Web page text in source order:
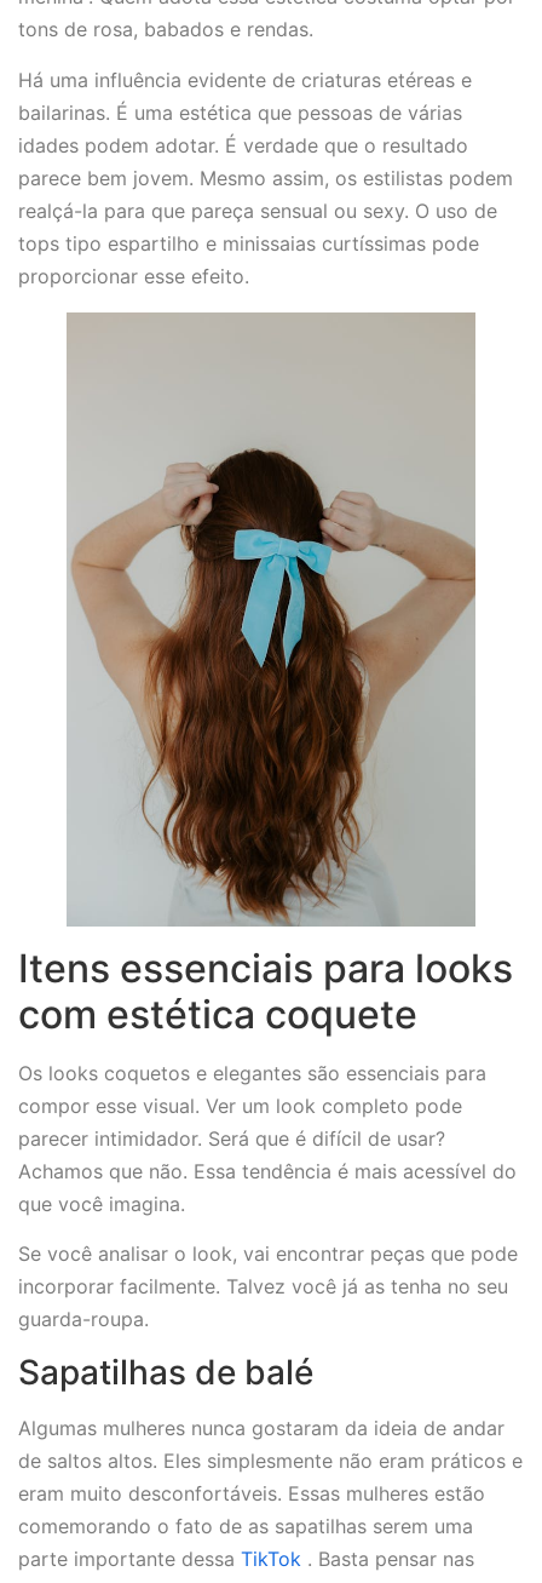
tons de rosa, babados e rendas.
Há uma influência evidente de criaturas etéreas e
bailarinas. É uma estética que pessoas de várias
idades podem adotar. É verdade que o resultado
parece bem jovem. Mesmo assim, os estilistas podem
realçá-la para que pareça sensual ou sexy. O uso de
tops tipo espartilho e minissaias curtíssimas pode
proporcionar esse efeito.
Itens essenciais para looks
com estética coquete
Os looks coquetos e elegantes são essenciais para
compor esse visual. Ver um look completo pode
parecer intimidador. Será que é difícil de usar?
Achamos que não. Essa tendência é mais acessível do
que você imagina.
Se você analisar o look, vai encontrar peças que pode
incorporar facilmente. Talvez você já as tenha no seu
guarda-roupa.
Sapatilhas de balé
Algumas mulheres nunca gostaram da ideia de andar
de saltos altos. Eles simplesmente não eram práticos e
eram muito desconfortáveis. Essas mulheres estão
comemorando o fato de as sapatilhas serem uma
parte importante dessa TikTok . Basta pensar nas